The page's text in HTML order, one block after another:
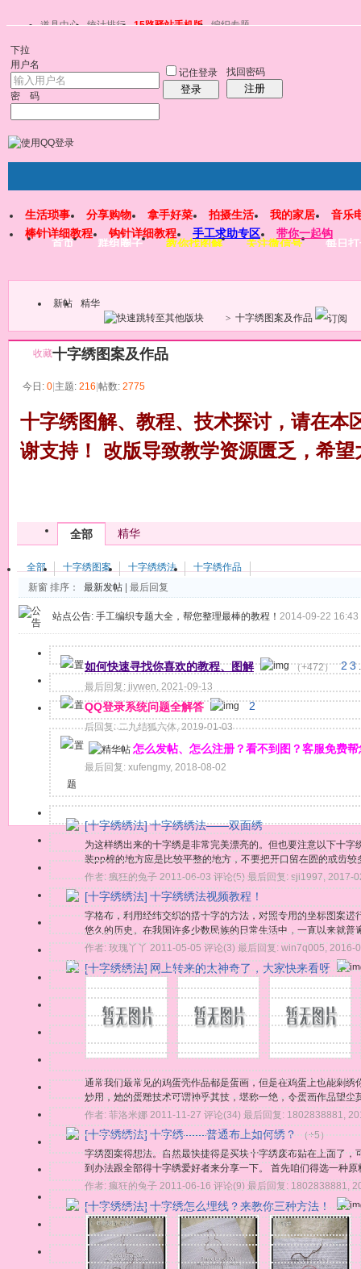
道具中心 统计排行 15路驿站手机版 编织专题
下拉
用户名
密 码
记住登录
登录
找回密码
注册
首页 群组圈子 教你找图解 关注微信号 每日
生活琐事 分享购物 拿手好菜 拍摄生活 我的家居
音乐
棒针详细教程
钩针详细教程 手工求助专区 带你一起钩
新帖
精华
> 十字绣图案及作品
十字绣图案及作品
收藏
今日: 0|主题: 216|帖数: 2775
十字绣图解、教程、技术探讨，请在本
谢支持！ 改版导致教学资源匮乏，希
全部 精华
全部 十字绣图案 十字绣绣法
十字绣作品
新窗 排序： 最新发帖 | 最后回复
站点公告: 手工编织专题大全，帮您整理最棒的教程！ 2014-09-22 16:43
如何快速寻找你喜欢的教程、图解 （+472） 23
最后回复: jiywen 2021-09-13
QQ登录系统问题全解答 2
后回复:二九结狐六体,2019-01-03
怎么发帖、怎么注册？看不到图？客服免费
最后回复: xufengmy, 2018-08-02
题
[十字绣绣法]十字绣绣法——双面绣
为这样绣出来的十字绣是非常完美漂亮的。但也要注意以下
装pp棉的地方应是比较平整的地方，不要把开口留在圆的或
作者:瘋狂的兔子 2011-06-03 评论(5) 最后回复:sji1997,2017-
[十字绣绣法] 十字绣绣法视频教程！
字格布，利用经纬交织的搭十字的方法，对照专用的坐标图案
悠久的历史。在我国许多少数民族的日常生活中，一直以来就
作者:玫瑰丫丫 2011-05-05 评论(3) 最后回复:win7q005,2016-
[十字绣绣法]网上转来的太神奇了，大家快来看呀
通常我们最常见的鸡蛋壳作品都是蛋画，但是在鸡蛋上也能刺
妙用，她的蛋雕技术可谓神乎其技，堪称一绝，令蛋画作品
作者: 菲洛米娜 2011-11-27 评论(34) 最后回复: 1802838881
[十字绣绣法]十字绣——普通布上如何绣？ （+5）
字绣图案得想法。自然最快捷得是买块十字绣废布贴在上面了
到办法跟全部得十字绣爱好者来分享一下。 首先咱们得选一种
作者: 瘋狂的兔子 2011-06-16 评论(9) 最后回复: 1802838881
[十字绣绣法]十字绣怎么埋线？来教你三种方法！